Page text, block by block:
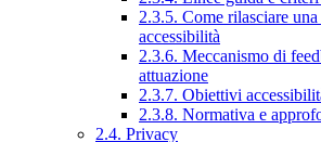
2.3.5. Come rilasciare
accessibilità
2.3.6. Meccanismo di
attuazione
2.3.7. Obiettivi
2.3.8. Normativa e
2.4. Privacy